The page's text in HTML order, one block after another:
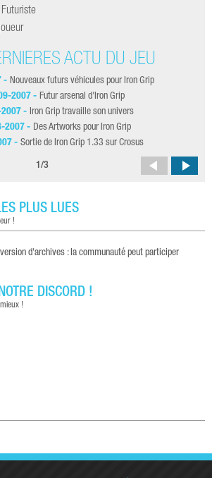
Futuriste
ACTU DU JEU
- Nouveaux futurs véhicules pour Iron Grip
2007 - Futur arsenal d'Iron Grip
- Iron Grip travaille son univers
2007 - Des Artworks pour Iron Grip
- Sortie de Iron Grip 1.33 sur Crosus
1 /3
PLUS LUES
!
d'archives : la communauté peut participer
DISCORD !
!